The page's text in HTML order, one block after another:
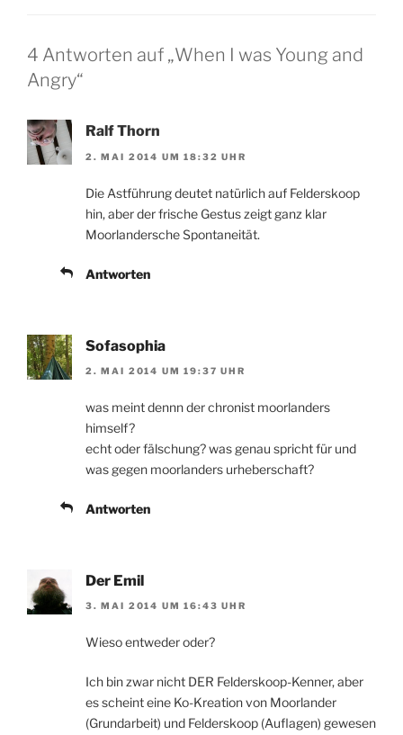
4 Antworten auf „When I was Young and
Angry“
Ralf Thorn
2. MAI 2014 UM 18:32 UHR
Die Astführung deutet natürlich auf Felderskoop
hin, aber der frische Gestus zeigt ganz klar
Moorlandersche Spontaneität.
Antworten
Sofasophia
2. MAI 2014 UM 19:37 UHR
was meint dennn der chronist moorlanders
himself?
echt oder fälschung? was genau spricht für und
was gegen moorlanders urheberschaft?
Antworten
Der Emil
3. MAI 2014 UM 16:43 UHR
Wieso entweder oder?
Ich bin zwar nicht DER Felderskoop-Kenner, aber
es scheint eine Ko-Kreation von Moorlander
(Grundarbeit) und Felderskoop (Auflagen) gewesen